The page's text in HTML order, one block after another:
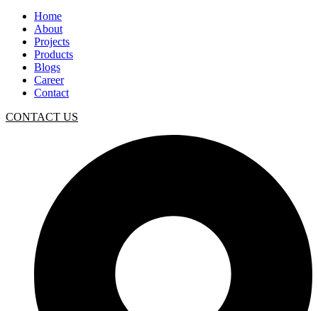
Home
About
Projects
Products
Blogs
Career
Contact
CONTACT US